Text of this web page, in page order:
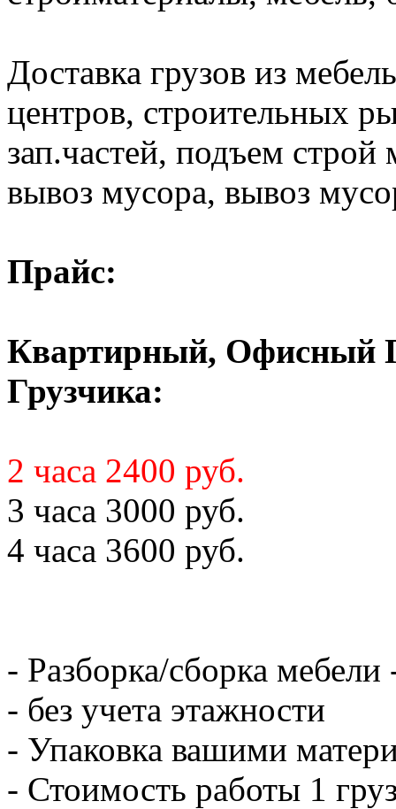
Доставка грузов из
центров, строительных
зап.частей, подъем строй
вывоз мусора, вывоз
Прайс:
Квартирный, Офисный
Грузчика:
2 часа 2400 руб.
3 часа 3000 руб.
4 часа 3600 руб.
- Разборка/сборка мебели
- без учета этажности
- Упаковка вашими
- Стоимость работы 1